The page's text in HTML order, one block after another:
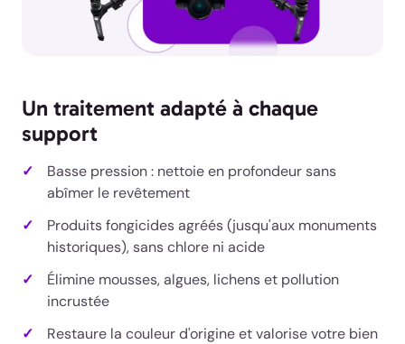
Un traitement adapté à chaque
support
Basse pression : nettoie en profondeur sans
abîmer le revêtement
Produits fongicides agréés (jusqu'aux monuments
historiques), sans chlore ni acide
Élimine mousses, algues, lichens et pollution
incrustée
Restaure la couleur d'origine et valorise votre bien